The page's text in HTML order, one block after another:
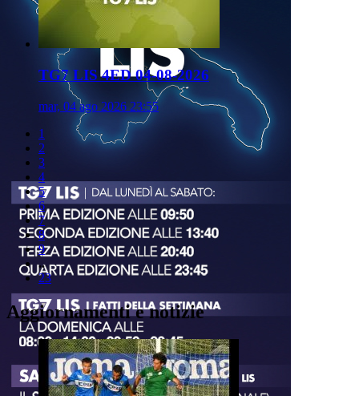
TG7 LIS 4ED 04-08-2026
mar, 04 ago 2026 23:55
1
2
3
4
5
6
7
8
9
..
23
Aggiornamenti e notizie